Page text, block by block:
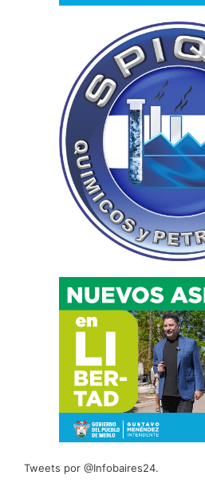
Tweets por @Infobaires24.